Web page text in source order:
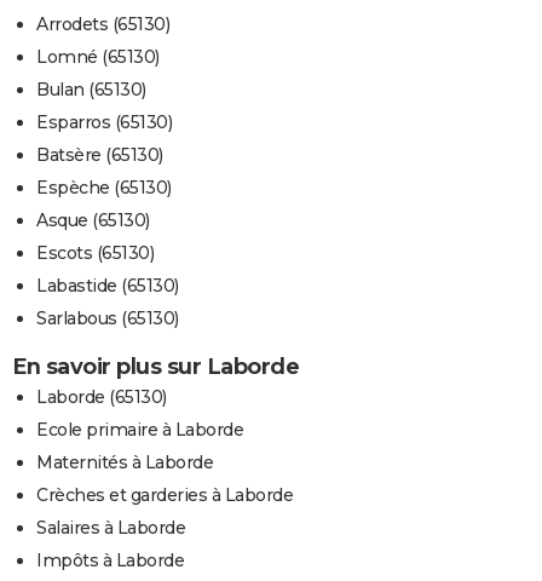
Arrodets (65130)
Lomné (65130)
Bulan (65130)
Esparros (65130)
Batsère (65130)
Espèche (65130)
Asque (65130)
Escots (65130)
Labastide (65130)
Sarlabous (65130)
En savoir plus sur Laborde
Laborde (65130)
Ecole primaire à Laborde
Maternités à Laborde
Crèches et garderies à Laborde
Salaires à Laborde
Impôts à Laborde